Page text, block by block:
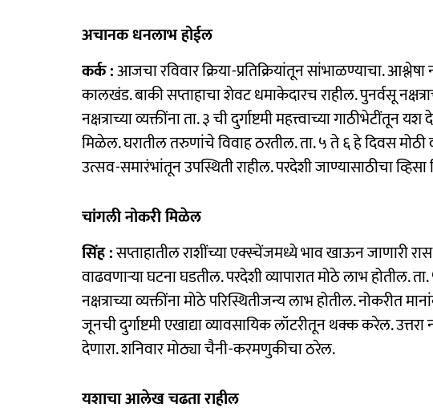
अचानक धनलाभ होईल
कर्क :आजचा रविवार क्रिया-प्रतिक्रियांतून सांभाळण्याचा. आश्लेषा
कालखंड. बाकी सप्ताहाचा शेवट धमाकेदारच राहील. पुनर्वसू
नक्षत्राच्या व्यक्तींना ता. ३ ची दुर्गाष्टमी महत्त्वाच्या
मिळेल. घरातील तरुणांचे विवाह ठरतील. ता. ५ ते ६ हे दिवस
उत्सव-समारंभांतून उपस्थिती राहील. परदेशी जाण्यासाठीचा
चांगली नोकरी मिळेल
सिंह :सप्ताहातील राशींच्या एक्स्चेंजमध्ये भाव खाऊन जाणारी रास
वाढवणाऱ्या घटना घडतील. परदेशी व्यापारात मोठे लाभ होतील.
नक्षत्राच्या व्यक्तींना मोठे परिस्थितीजन्य लाभ होतील. नोकरीत
जूनची दुर्गाष्टमी एखाद्या व्यावसायिक लॉटरीतून थक्क करेल. उत्तरा
देणारा. शनिवार मोठ्या चैनी-करमणुकीचा ठरेल.
यशाचा आलेख चढता राहील